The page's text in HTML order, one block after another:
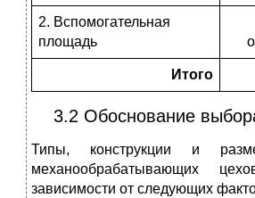
2. Вспомогательная
площадь
Итого
3.2 Обоснование
Типы, конструкции и
механообрабатывающих
зависимости от следующих